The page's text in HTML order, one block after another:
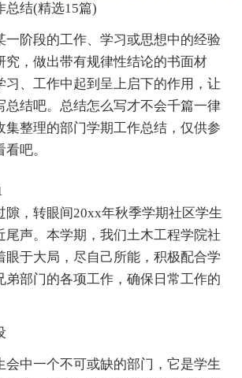
总结(精选15篇)
一阶段的工作、学习或思想中的经验
究，做出带有规律性结论的书面材
习、工作中起到呈上启下的作用，让
总结吧。总结怎么写才不会千篇一律
集整理的部门学期工作总结，仅供参
吧。
隙，转眼间20xx年秋季学期社区学生
尾声。本学期，我们土木工程学院社
眼于大局，尽自己所能，积极配合学
弟部门的各项工作，确保日常工作的
会中一个不可或缺的部门，它是学生